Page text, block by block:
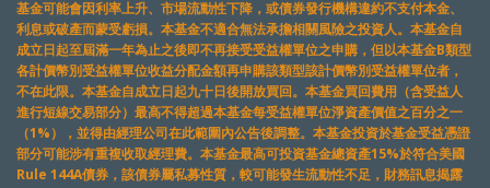
基金可能會因利率上升、市場流動性下降，或債券發行機構違約不支付本金、
利息或破產而蒙受虧損。本基金不適合無法承擔相關風險之投資人。本基金自
成立日起至屆滿一年為止之後即不再接受受益權單位之申購，但以本基金B類型
各計價幣別受益權單位收益分配金額再申購該類型該計價幣別受益權單位者，
不在此限。本基金自成立日起九十日後開放買回。本基金買回費用（含受益人
進行短線交易部分）最高不得超過本基金每受益權單位淨資產價值之百分之一
（1%），並得由經理公司在此範圍內公告後調整。本基金投資於基金受益憑證
部分可能涉有重複收取經理費。本基金最高可投資基金總資產15%於符合美國
Rule 144A債券，該債券屬私募性質，較可能發生流動性不足，財務訊息揭露